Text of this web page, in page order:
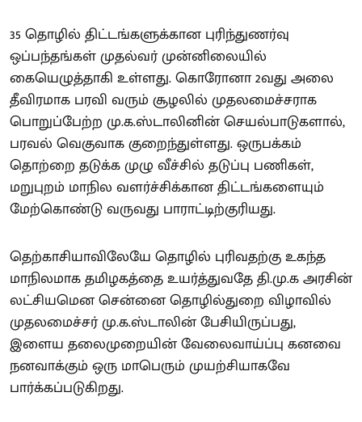
35 தொழில் திட்டங்களுக்கான புரிந்துணர்வு
ஒப்பந்தங்கள் முதல்வர் முன்னிலையில்
கையெழுத்தாகி உள்ளது. கொரோனா 2வது அலை
தீவிரமாக பரவி வரும் சூழலில் முதலமைச்சராக
பொறுப்பேற்ற மு.க.ஸ்டாலினின் செயல்பாடுகளால்,
பரவல் வெகுவாக குறைந்துள்ளது. ஒருபக்கம்
தொற்றை தடுக்க முழு வீச்சில் தடுப்பு பணிகள்,
மறுபுறம் மாநில வளர்ச்சிக்கான திட்டங்களையும்
மேற்கொண்டு வருவது பாராட்டிற்குரியது.
தெற்காசியாவிலேயே தொழில் புரிவதற்கு உகந்த
மாநிலமாக தமிழகத்தை உயர்த்துவதே தி.மு.க அரசின்
லட்சியமென சென்னை தொழில்துறை விழாவில்
முதலமைச்சர் மு.க.ஸ்டாலின் பேசியிருப்பது,
இளைய தலைமுறையின் வேலைவாய்ப்பு கனவை
நனவாக்கும் ஒரு மாபெரும் முயற்சியாகவே
பார்க்கப்படுகிறது.